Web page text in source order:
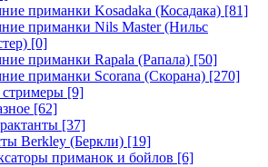
приманки Kosadaka (Косадака) [81]
приманки Nils Master (Нильс
[0]
приманки Rapala (Рапала) [50]
приманки Scorana (Скорана) [270]
[9]
[62]
[37]
Berkley (Беркли) [19]
приманок и бойлов [6]